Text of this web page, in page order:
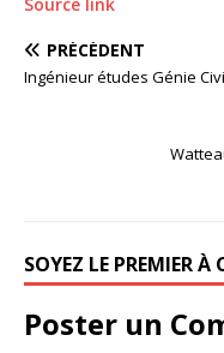
PRÉCÉDENT
Ingénieur études Génie
SOYEZ LE PREMIER
Poster un